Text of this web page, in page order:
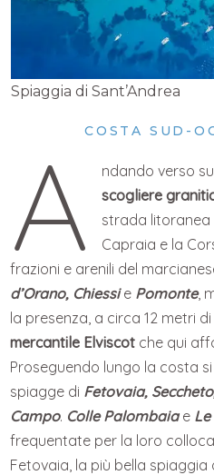
Spiaggia di Sant’Andrea
COSTA SUD-
A
ndando verso
scogliere
strada litoranea
Capraia e la
frazioni e arenili del
d’Orano, Chiessie Pomonte,
la presenza, a circa 12 metri
mercantile Elviscot che qui
Proseguendo lungo la costa
spiagge di Fetovaia,
Campo. Colle Palombaiae
frequentate per la loro
Fetovaia, la più bella spiaggia